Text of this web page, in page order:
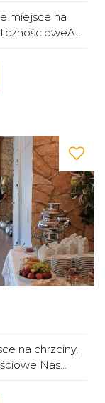
miejsce na
na chrzciny,
Nas...